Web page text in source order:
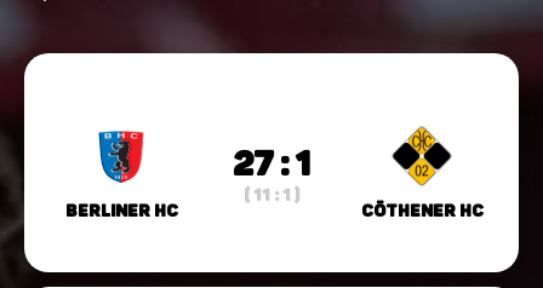
Berliner HC
27 : 1
( 11 : 1 )
Cöthener HC